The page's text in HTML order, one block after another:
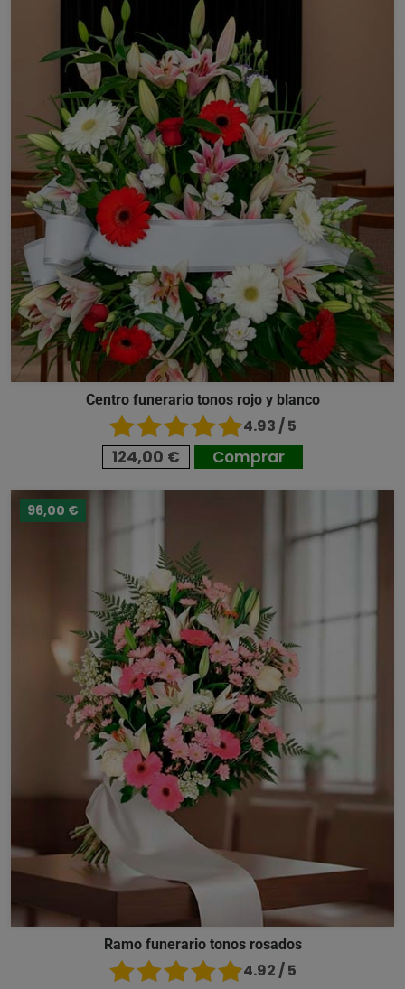
Centro funerario tonos rojo y blanco
4.93 / 5
124,00 € Comprar
96,00 €
Ramo funerario tonos rosados
4.92 / 5